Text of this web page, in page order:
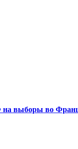
на выборы во